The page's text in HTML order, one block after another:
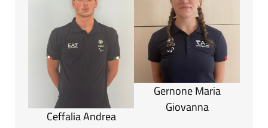
Ceffalia Andrea
Gernone Maria
Giovanna